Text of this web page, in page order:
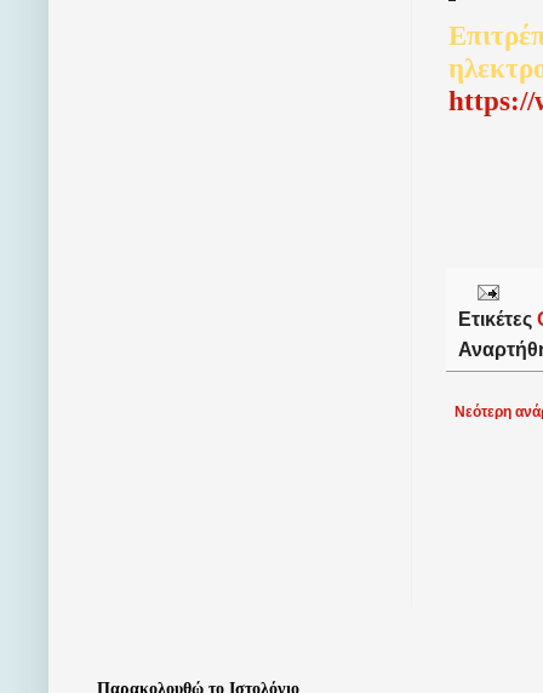
https://
Ετικέτες
Νεότερη
Παρακολουθώ το Ιστολόγιο